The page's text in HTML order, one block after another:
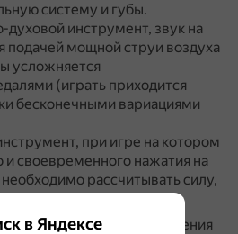
систему и губы.
духовой инструмент, звук на
подачей мощной струи воздуха
усложняется
(играть приходится
бесконечными вариациями
при игре на котором
своевременного нажатия на
рассчитывать силу,
в инструмент.
инструмента для обучения
в Яндексе